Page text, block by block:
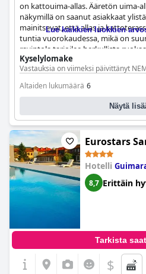
on kattouima-allas. Ääretön uima-
näkymillä on saanut asiakkaat
mainitsevat, että allas ja
tuntia vuorokaudessa, mikä on
ravintola tarjoilee herkullista
näkymien kera. Vaikka jotkin
erikseen, paikan päällä näyttää
asiakkaat voivat nauttia. Kaiken
ehdottomasti tämän hotellin
Lue kaikkien luokkien
Kyselylomake
Vastauksia on viimeksi päivittänyt
Altaiden lukumäärä 6
Altaan sijainti: Ulkouima-allas
Onko kyseessä erityyppinen allas?
Merivesiallas
Lämmitetty uima-allas
Näytä
Eurostars
Hotelli
8,7 Erittäin
Tarkista
$